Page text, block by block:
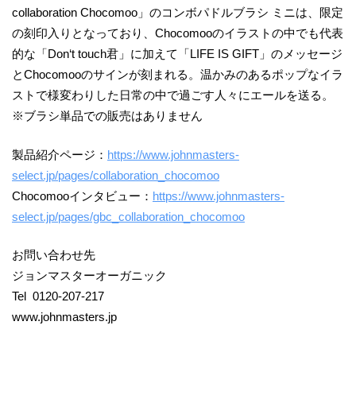
collaboration Chocomoo」のコンボパドルブラシ ミニは、限定
の刻印入りとなっており、Chocomooのイラストの中でも代表
的な「Don‘t touch君」に加えて「LIFE IS GIFT」のメッセージ
とChocomooのサインが刻まれる。温かみのあるポップなイラ
ストで様変わりした日常の中で過ごす人々にエールを送る。
※ブラシ単品での販売はありません
製品紹介ページ： https://www.johnmasters-
select.jp/pages/collaboration_chocomoo
Chocomooインタビュー： https://www.johnmasters-
select.jp/pages/gbc_collaboration_chocomoo
お問い合わせ先
ジョンマスターオーガニック
Tel 0120-207-217
www.johnmasters.jp